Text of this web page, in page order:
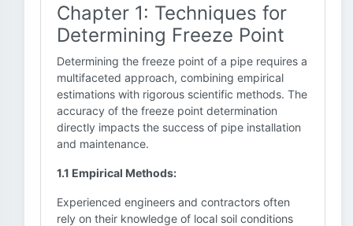
Chapter 1: Techniques for
Determining Freeze Point
Determining the freeze point of a pipe requires a
multifaceted approach, combining empirical
estimations with rigorous scientific methods. The
accuracy of the freeze point determination
directly impacts the success of pipe installation
and maintenance.
1.1 Empirical Methods:
Experienced engineers and contractors often
rely on their knowledge of local soil conditions